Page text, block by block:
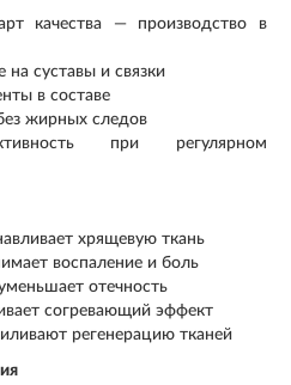
качества — производство в
на суставы и связки
в составе
жирных следов
при регулярном
хрящевую ткань
воспаление и боль
отечность
согревающий эффект
регенерацию тканей